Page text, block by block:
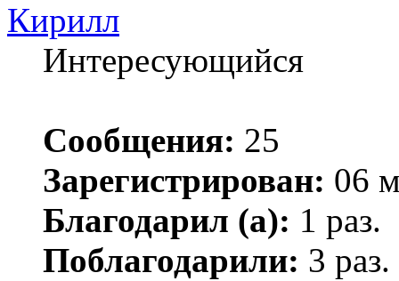
Кирилл
Интересующийся
Сообщения: 25
Зарегистрирован: 06
Благодарил (а): 1 раз.
Поблагодарили: 3 раз.